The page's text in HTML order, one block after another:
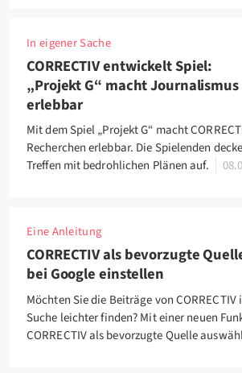
In eigener Sache
CORRECTIV entwickelt Spiel:
„Projekt G“ macht Journalismus
erlebbar
Mit dem Spiel „Projekt G“ macht
Recherchen erlebbar. Die Spielenden
Treffen mit bedrohlichen Plänen auf.
Eine Anleitung
CORRECTIV als bevorzugte
bei Google einstellen
Möchten Sie die Beiträge von CORRECTIV
Suche leichter finden? Mit einer neuen
CORRECTIV als bevorzugte Quelle